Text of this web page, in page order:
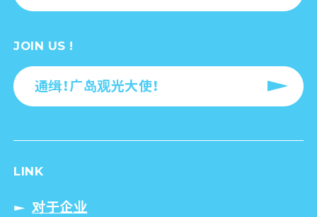
JOIN US !
通缉！广岛观光大使！
LINK
对于企业